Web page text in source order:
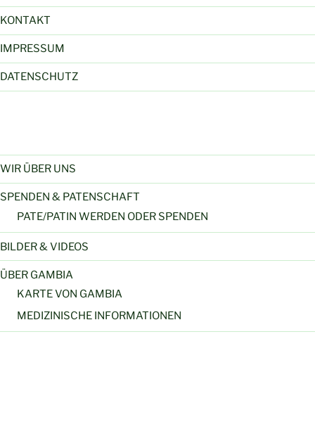
KONTAKT
IMPRESSUM
DATENSCHUTZ
WIR ÜBER UNS
SPENDEN & PATENSCHAFT
PATE/PATIN WERDEN ODER SPENDEN
BILDER & VIDEOS
ÜBER GAMBIA
KARTE VON GAMBIA
MEDIZINISCHE INFORMATIONEN